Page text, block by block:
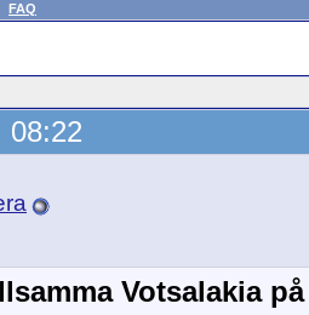
FAQ
08:22
Votsalakia